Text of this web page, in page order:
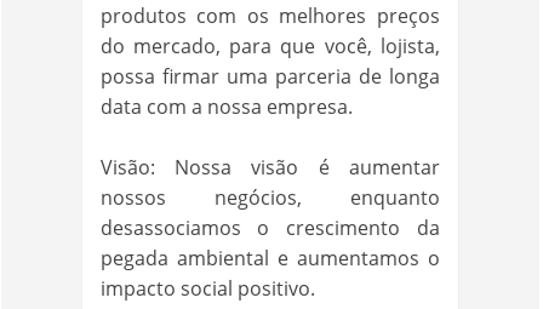
produtos com os melhores preços
do mercado, para que você, lojista,
possa firmar uma parceria de longa
data com a nossa empresa.
Visão: Nossa visão é aumentar
nossos negócios, enquanto
desassociamos o crescimento da
pegada ambiental e aumentamos o
impacto social positivo.